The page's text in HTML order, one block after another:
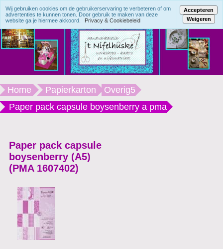
Home Papierkarton
Overig5
Paper pack capsule boysenberry a pma
Paper pack capsule
boysenberry (A5)
(PMA 1607402)
Wij gebruiken cookies om de gebruikerservaring te verbeteren of om
advertenties te kunnen tonen. Door gebruik te maken van deze
website ga je hiermee akkoord.
Privacy & Cookiebeleid
Accepteren
Weigeren